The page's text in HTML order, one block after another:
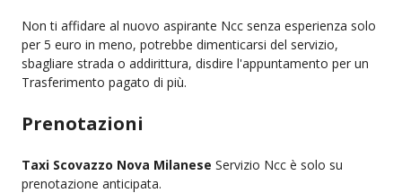
Non ti affidare al nuovo aspirante Ncc senza esperienza solo
per 5 euro in meno, potrebbe dimenticarsi del servizio,
sbagliare strada o addirittura, disdire l'appuntamento per un
Trasferimento pagato di più.
Prenotazioni
Taxi Scovazzo Nova Milanese Servizio Ncc è solo su
prenotazione anticipata.